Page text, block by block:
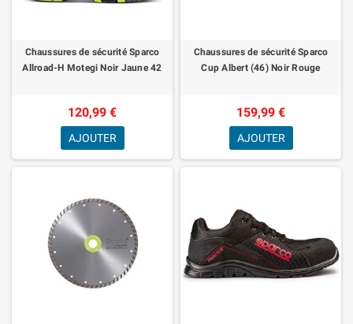
Chaussures de sécurité Sparco
Allroad-H Motegi Noir Jaune 42
120,99 €
AJOUTER
Chaussures de sécurité Sparco
Cup Albert (46) Noir Rouge
159,99 €
AJOUTER